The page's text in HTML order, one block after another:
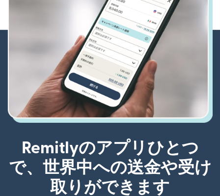
Remitlyのアプリひとつ
で、世界中への送金や受け
取りができます